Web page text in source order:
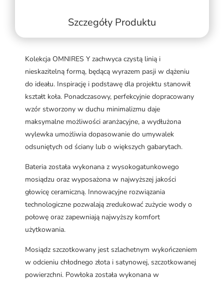
Szczegóły Produktu
Kolekcja OMNIRES Y zachwyca czystą linią i
nieskazitelną formą, będącą wyrazem pasji w dążeniu
do ideału. Inspirację i podstawę dla projektu stanowił
kształt koła. Ponadczasowy, perfekcyjnie dopracowany
wzór stworzony w duchu minimalizmu daje
maksymalne możliwości aranżacyjne, a wydłużona
wylewka umożliwia dopasowanie do umywalek
odsuniętych od ściany lub o większych gabarytach.
Bateria została wykonana z wysokogatunkowego
mosiądzu oraz wyposażona w najwyższej jakości
głowicę ceramiczną. Innowacyjne rozwiązania
technologiczne pozwalają zredukować zużycie wody o
połowę oraz zapewniają najwyższy komfort
użytkowania.
Mosiądz szczotkowany jest szlachetnym wykończeniem
w odcieniu chłodnego złota i satynowej, szczotkowanej
powierzchni. Powłoka została wykonana w